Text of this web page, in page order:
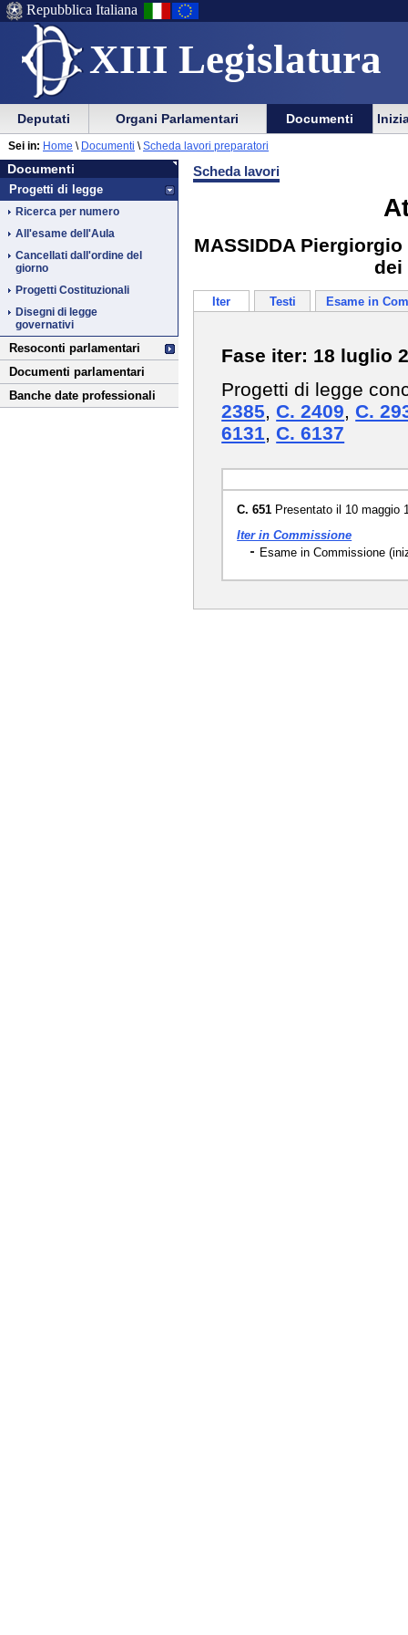
XIII Legislatura
Menu
di
ausilio
alla
navigazione
Vai
Menu
di
navigazione
principale
Repubblica Italiana
Menu
di
navigazione
principale
Vai
menu
di
sezione
Deputati Organi Parlamentari Documenti
Documenti
Vai
al
contenuto
Documenti
Progetti di legge
Ricerca per numero
All'esame dell'Aula
Cancellati dall'ordine del
giorno
Progetti Costituzionali
Disegni di legge
governativi
Resoconti parlamentari
Documenti parlamentari
Banche date professionali
Sei in: Home \ Documenti \ Scheda lavori preparatori
Scheda lavori
MASSIDDA
dei
Iter Testi Esame in
Fase iter: 18 luglio
Progetti di legge
2385
C. 2409
C.
6131
C. 6137
C. 651 Presentato il 10 maggio
Iter in Commissione
Esame in Commissione